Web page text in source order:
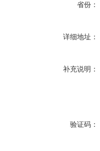
省份：
详细地址：
补充说明：
验证码：